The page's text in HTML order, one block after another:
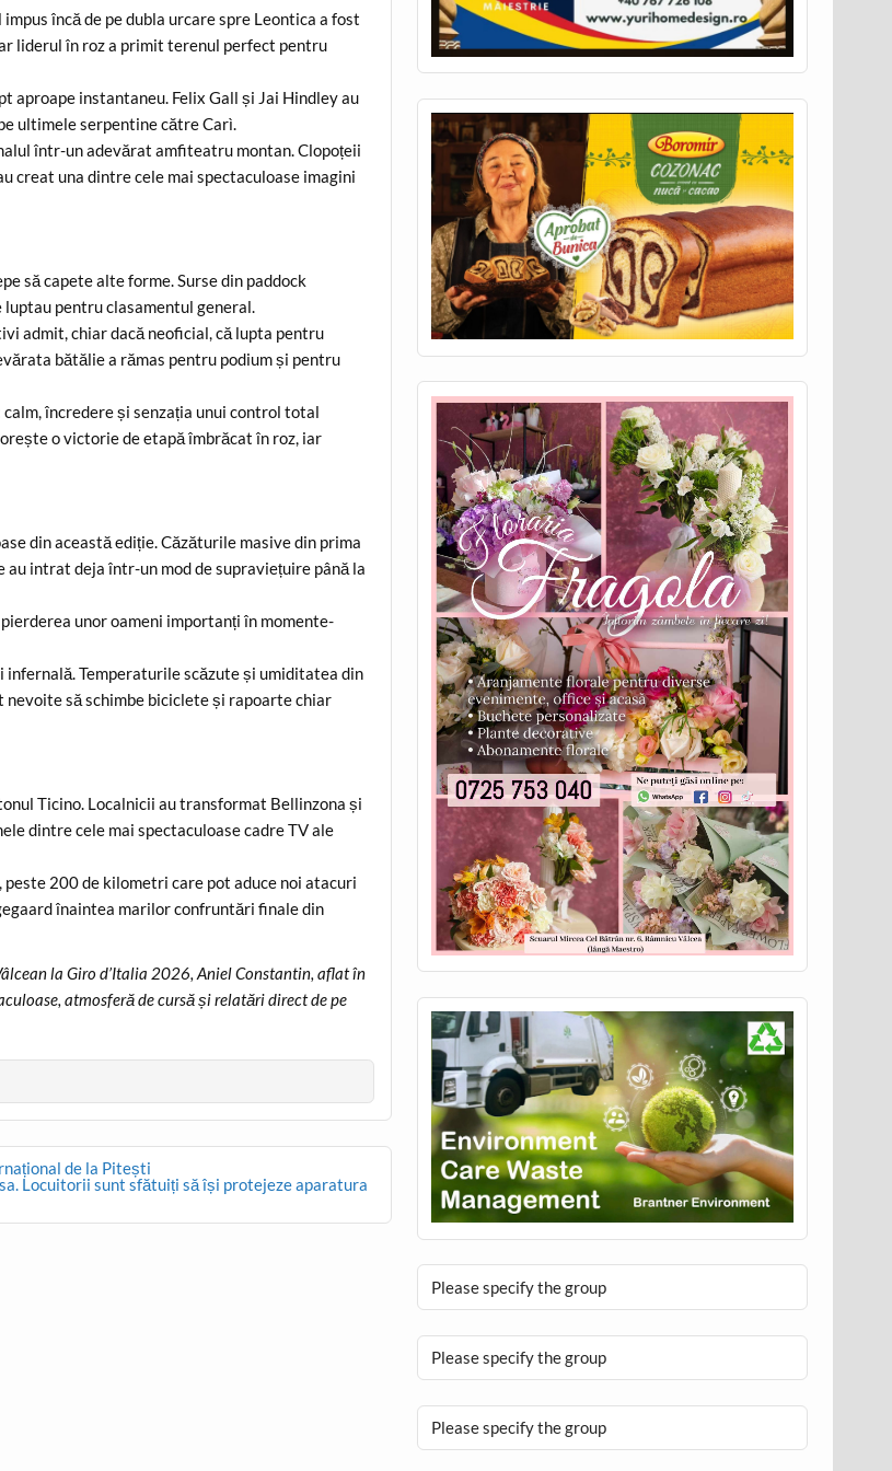
încă de pe dubla urcare spre Leontica a fost
liderul în roz a primit terenul perfect pentru
aproape instantaneu. Felix Gall și Jai Hindley au
ultimele serpentine către Carì.
într-un adevărat amfiteatru montan. Clopoțeii
creat una dintre cele mai spectaculoase imagini
să capete alte forme. Surse din paddock
pentru clasamentul general.
admit, chiar dacă neoficial, că lupta pentru
bătălie a rămas pentru podium și pentru
încredere și senzația unui control total
o victorie de etapă îmbrăcat în roz, iar
din această ediție. Căzăturile masive din prima
intrat deja într-un mod de supraviețuire până la
unor oameni importanți în momente-
Temperaturile scăzute și umiditatea din
nevoite să schimbe biciclete și rapoarte chiar
Ticino. Localnicii au transformat Bellinzona și
dintre cele mai spectaculoase cadre TV ale
200 de kilometri care pot aduce noi atacuri
înaintea marilor confruntări finale din
la Giro d’Italia 2026, Aniel Constantin, aflat în
atmosferă de cursă și relatări direct de pe
de la Pitești
Locuitorii sunt sfătuiți să își protejeze aparatura
Please specify the group
Please specify the group
Please specify the group